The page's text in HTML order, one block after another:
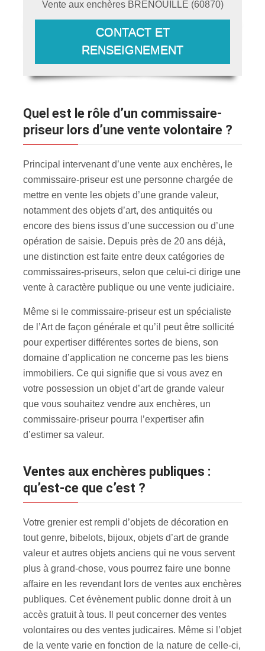
Vente aux enchères BRENOUILLE (60870)
CONTACT ET
RENSEIGNEMENT
Quel est le rôle d’un commissaire-
priseur lors d’une vente volontaire ?
Principal intervenant d’une vente aux enchères, le
commissaire-priseur est une personne chargée de
mettre en vente les objets d’une grande valeur,
notamment des objets d’art, des antiquités ou
encore des biens issus d’une succession ou d’une
opération de saisie. Depuis près de 20 ans déjà,
une distinction est faite entre deux catégories de
commissaires-priseurs, selon que celui-ci dirige une
vente à caractère publique ou une vente judiciaire.
Même si le commissaire-priseur est un spécialiste
de l’Art de façon générale et qu’il peut être sollicité
pour expertiser différentes sortes de biens, son
domaine d’application ne concerne pas les biens
immobiliers. Ce qui signifie que si vous avez en
votre possession un objet d’art de grande valeur
que vous souhaitez vendre aux enchères, un
commissaire-priseur pourra l’expertiser afin
d’estimer sa valeur.
Ventes aux enchères publiques :
qu’est-ce que c’est ?
Votre grenier est rempli d’objets de décoration en
tout genre, bibelots, bijoux, objets d’art de grande
valeur et autres objets anciens qui ne vous servent
plus à grand-chose, vous pourrez faire une bonne
affaire en les revendant lors de ventes aux enchères
publiques. Cet évènement public donne droit à un
accès gratuit à tous. Il peut concerner des ventes
volontaires ou des ventes judicaires. Même si l’objet
de la vente varie en fonction de la nature de celle-ci,